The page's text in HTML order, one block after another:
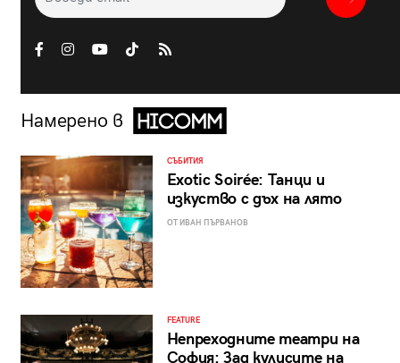
Намерено в
СЪБИТИЯ
Exotic Soirée: Танци и
изкуство с дъх на лято
ОТ ИВАН ПЪРВАНОВ
FEATURE
Непреходните театри на
София: Зад кулисите на